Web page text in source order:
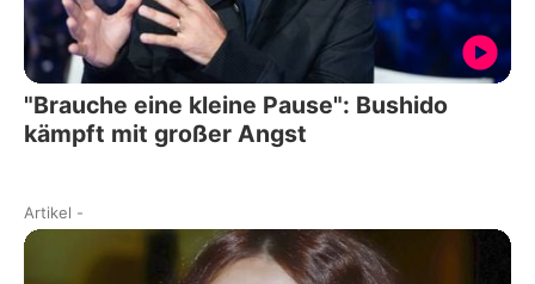
"Brauche eine kleine Pause": Bushido
kämpft mit großer Angst
Artikel -